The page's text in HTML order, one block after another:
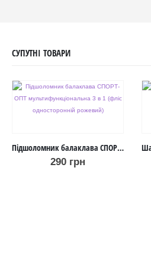
СУПУТНІ ТОВАРИ
Підшоломник балаклава СПОРТ-ОПТ мультифункціональна 3 в 1 (фліс односторонній рожевий)
290 грн